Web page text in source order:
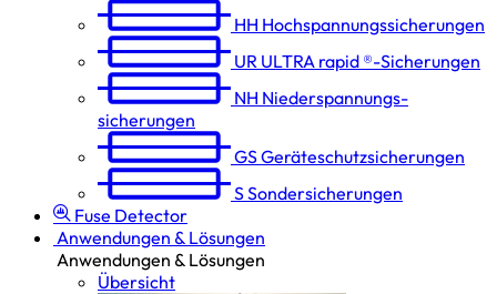
HH Hochspannungs­sicherungen
UR ULTRA rapid ®-Sicherungen
NH Niederspannungs­
sicherungen
GSGeräteschutz­sicherungen
SSondersicherungen
Fuse Detector
Anwendungen & Lösungen
Anwendungen & Lösungen
Übersicht